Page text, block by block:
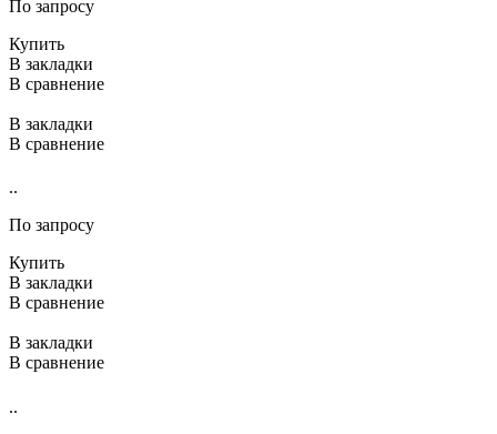
По запросу
Купить
В закладки
В сравнение
В закладки
В сравнение
..
По запросу
Купить
В закладки
В сравнение
В закладки
В сравнение
..